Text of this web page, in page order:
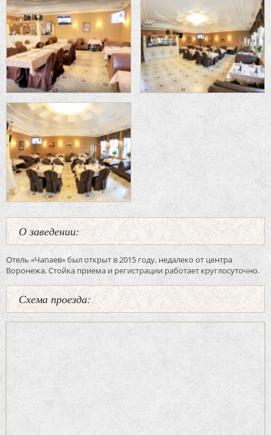
О заведении:
Отель «Чапаев» был открыт в 2015 году, недалеко от центра
Воронежа. Стойка приема и регистрации работает круглосуточно.
Схема проезда: